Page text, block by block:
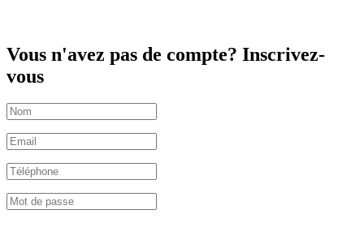
Vous n'avez pas de compte? Inscrivez-
vous